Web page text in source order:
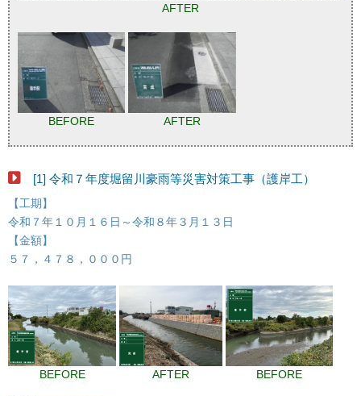
AFTER
BEFORE AFTER
[1] 令和７年度堀留川豪雨等災害対策工事（護岸工）
【工期】
令和７年１０月１６日～令和８年３月１３日
【金額】
５７，４７８，０００円
BEFORE AFTER BEFORE